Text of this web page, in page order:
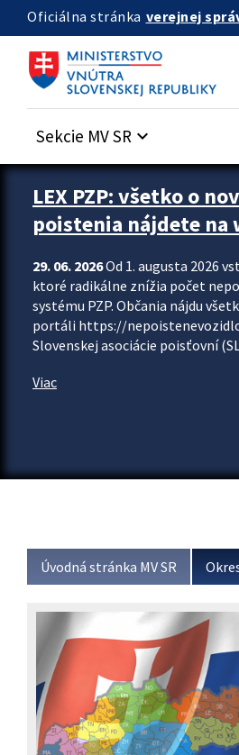
Preskocit na hlavný obsah
Oficiálna stránka verejnej
Sekcie MV SR keyboard_arrow_down
Zastavit automatický posun upútavok
LEX PZP: všetko o
poistenia nájdete
29. 06. 2026Od 1. augusta 2026
ktoré radikálne znížia počet
systému PZP. Občania nájdu
portáli https://
Slovenskej asociácie poisťovní
Viac
Úvodná stránka MV SR